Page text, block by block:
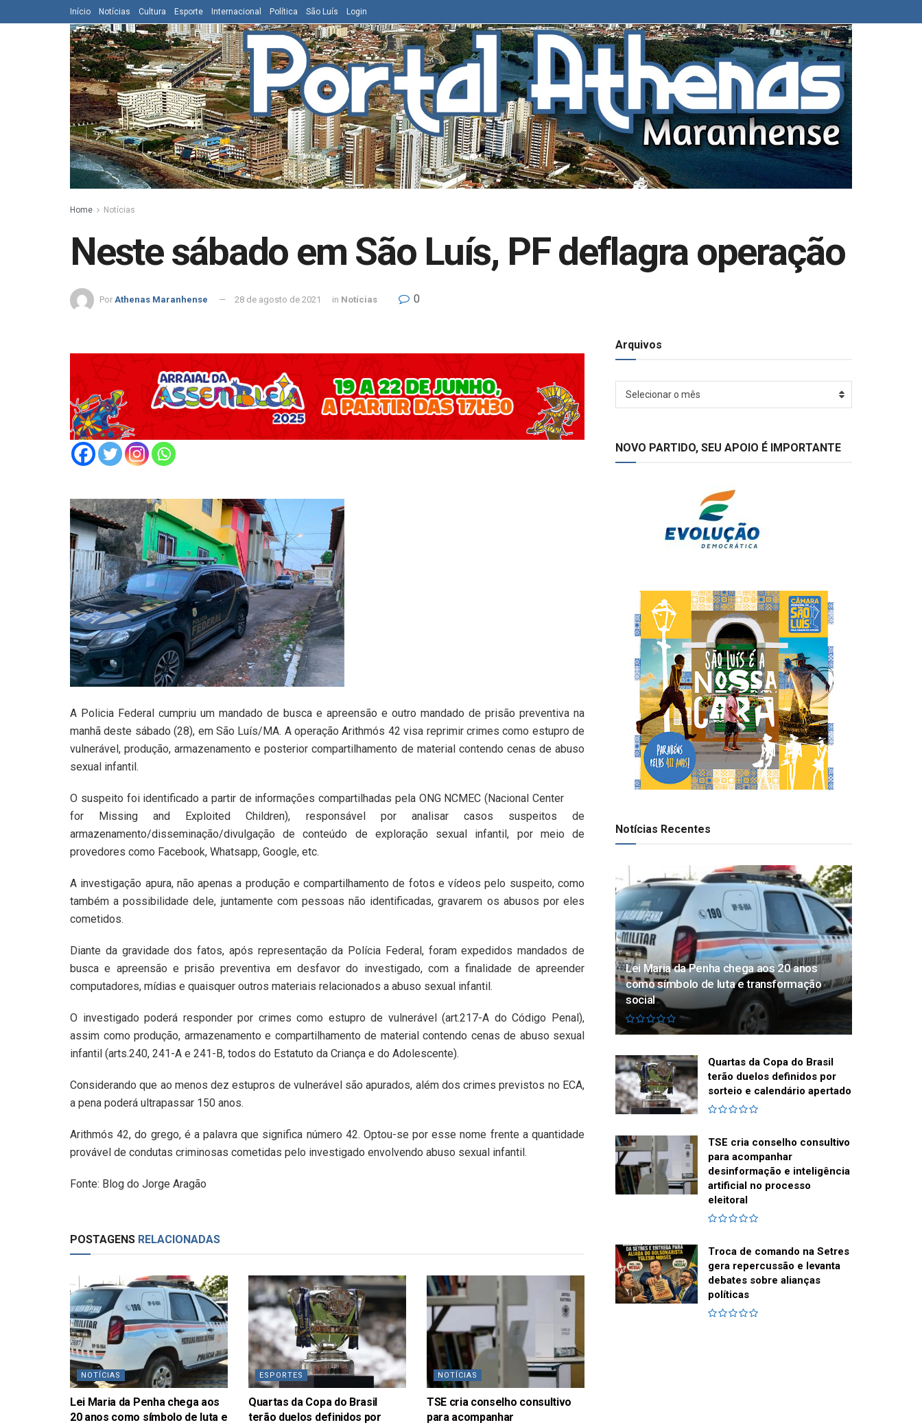
Início Notícias Cultura Esporte Internacional Política São Luís Login
Home Notícias
Neste sábado em São Luís, PF deflagra operação
Por Athenas Maranhense 28 de agosto de 2021 in Notícias 0
A Policia Federal cumpriu um mandado de busca e apreensão e outro mandado de prisão preventiva na
manhã deste sábado (28), em São Luís/MA. A operação Arithmós 42 visa reprimir crimes como estupro de
vulnerável, produção, armazenamento e posterior compartilhamento de material contendo cenas de abuso
sexual infantil.
O suspeito foi identificado a partir de informações compartilhadas pela ONG NCMEC (Nacional Center
for Missing and Exploited Children), responsável por analisar casos suspeitos de
armazenamento/disseminação/divulgação de conteúdo de exploração sexual infantil, por meio de
provedores como Facebook, Whatsapp, Google, etc.
A investigação apura, não apenas a produção e compartilhamento de fotos e vídeos pelo suspeito, como
também a possibilidade dele, juntamente com pessoas não identificadas, gravarem os abusos por eles
cometidos.
Diante da gravidade dos fatos, após representação da Polícia Federal, foram expedidos mandados de
busca e apreensão e prisão preventiva em desfavor do investigado, com a finalidade de apreender
computadores, mídias e quaisquer outros materiais relacionados a abuso sexual infantil.
O investigado poderá responder por crimes como estupro de vulnerável (art.217-A do Código Penal),
assim como produção, armazenamento e compartilhamento de material contendo cenas de abuso sexual
infantil (arts.240, 241-A e 241-B, todos do Estatuto da Criança e do Adolescente).
Considerando que ao menos dez estupros de vulnerável são apurados, além dos crimes previstos no ECA,
a pena poderá ultrapassar 150 anos.
Arithmós 42, do grego, é a palavra que significa número 42. Optou-se por esse nome frente a quantidade
provável de condutas criminosas cometidas pelo investigado envolvendo abuso sexual infantil.
Fonte: Blog do Jorge Aragão
POSTAGENS RELACIONADAS
NOTÍCIAS
Lei Maria da Penha chega aos
20 anos como símbolo de luta e
ESPORTES
Quartas da Copa do Brasil
terão duelos definidos por
NOTÍCIAS
TSE cria conselho consultivo
para acompanhar
Arquivos
Arquivos
Selecionar o mês
NOVO PARTIDO, SEU APOIO É IMPORTANTE
Notícias Recentes
Lei Maria da Penha chega aos 20 anos
como símbolo de luta e transformação
social
Quartas da Copa do Brasil
terão duelos definidos por
sorteio e calendário apertado
TSE cria conselho consultivo
para acompanhar
desinformação e inteligência
artificial no processo
eleitoral
Troca de comando na Setres
gera repercussão e levanta
debates sobre alianças
políticas